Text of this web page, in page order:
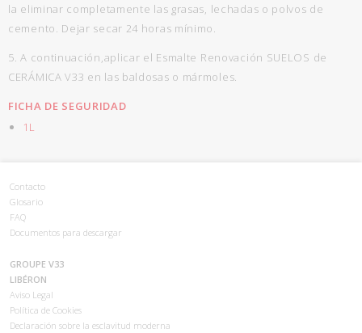
la eliminar completamente las grasas, lechadas o polvos de
cemento. Dejar secar 24 horas mínimo.
5. A continuación,aplicar el Esmalte Renovación SUELOS de
CERÁMICA V33 en las baldosas o mármoles.
FICHA DE SEGURIDAD
1L
Contacto
Glosario
FAQ
Documentos para descargar
GROUPE V33
LIBÉRON
Aviso Legal
Política de Cookies
Declaración sobre la esclavitud moderna